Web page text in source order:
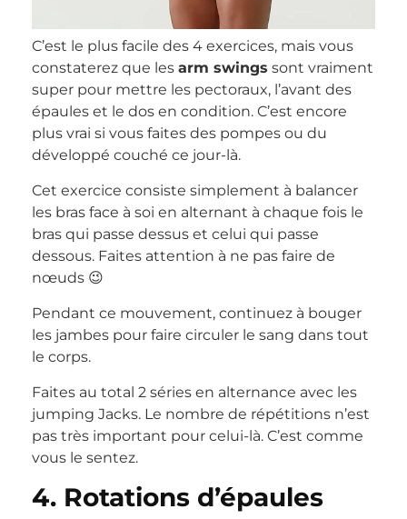
C’est le plus facile des 4 exercices, mais vous
constaterez que les arm swings sont vraiment
super pour mettre les pectoraux, l’avant des
épaules et le dos en condition. C’est encore
plus vrai si vous faites des pompes ou du
développé couché ce jour-là.
Cet exercice consiste simplement à balancer
les bras face à soi en alternant à chaque fois le
bras qui passe dessus et celui qui passe
dessous. Faites attention à ne pas faire de
nœuds 😉
Pendant ce mouvement, continuez à bouger
les jambes pour faire circuler le sang dans tout
le corps.
Faites au total 2 séries en alternance avec les
jumping Jacks. Le nombre de répétitions n’est
pas très important pour celui-là. C’est comme
vous le sentez.
4. Rotations d’épaules